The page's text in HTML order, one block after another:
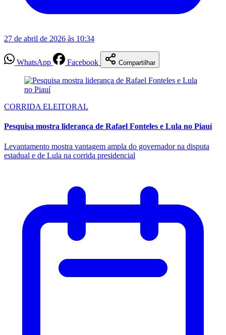
27 de abril de 2026 às 10:34
WhatsApp Facebook Compartilhar
CORRIDA ELEITORAL
Pesquisa mostra liderança de Rafael Fonteles e Lula no Piauí
Levantamento mostra vantagem ampla do governador na disputa
estadual e de Lula na corrida presidencial